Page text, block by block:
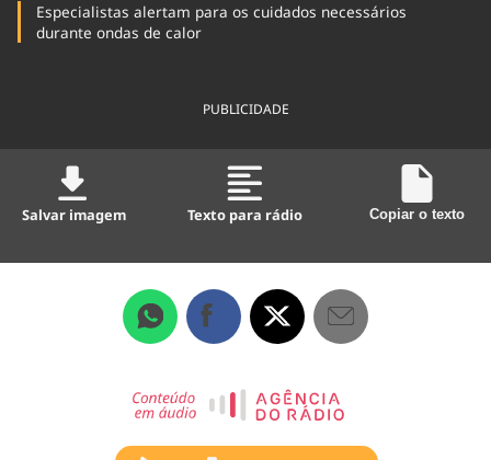
Especialistas alertam para os cuidados necessários
durante ondas de calor
PUBLICIDADE
Salvar imagem Texto para rádio Copiar o texto